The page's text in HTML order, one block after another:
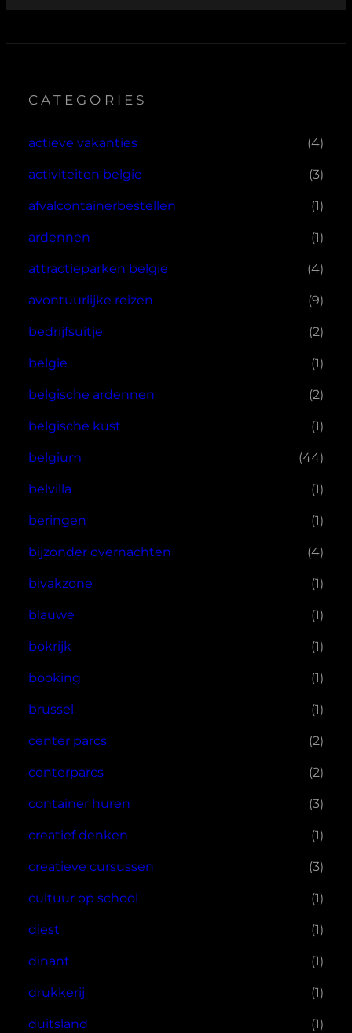
CATEGORIES
actieve vakanties (4)
activiteiten belgie (3)
afvalcontainerbestellen (1)
ardennen (1)
attractieparken belgie (4)
avontuurlijke reizen (9)
bedrijfsuitje (2)
belgie (1)
belgische ardennen (2)
belgische kust (1)
belgium (44)
belvilla (1)
beringen (1)
bijzonder overnachten (4)
bivakzone (1)
blauwe (1)
bokrijk (1)
booking (1)
brussel (1)
center parcs (2)
centerparcs (2)
container huren (3)
creatief denken (1)
creatieve cursussen (3)
cultuur op school (1)
diest (1)
dinant (1)
drukkerij (1)
duitsland (1)